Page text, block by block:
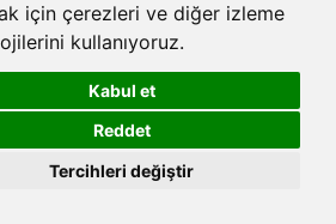
için çerezleri ve diğer izleme
kullanıyoruz.
Kabul et
Reddet
Tercihleri değiştir
bilgi@temiz.co
Her Hakkı Saklıdır.